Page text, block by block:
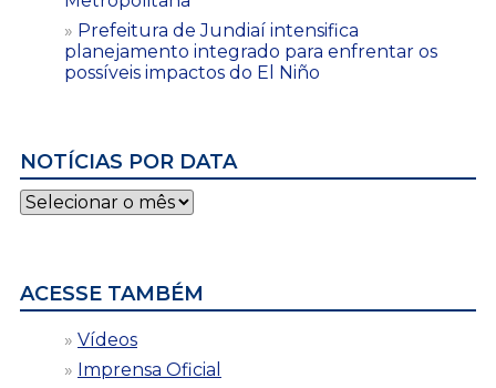
Prefeitura de Jundiaí intensifica
planejamento integrado para enfrentar os
possíveis impactos do El Niño
NOTÍCIAS POR DATA
Notícias
por
ACESSE TAMBÉM
Vídeos
Imprensa Oficial